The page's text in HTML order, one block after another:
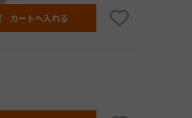
カートへ入れる